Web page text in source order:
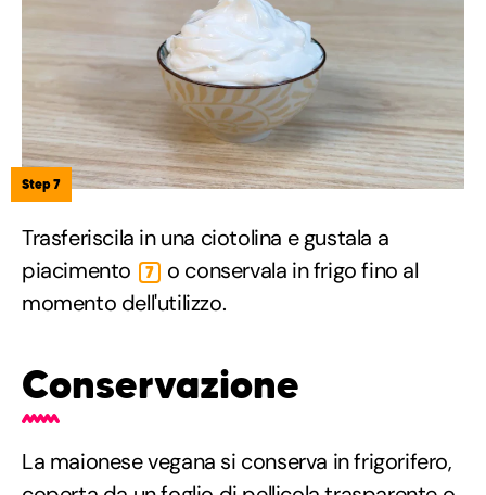
Step 7
Trasferiscila in una ciotolina e gustala a
piacimento
7
o conservala in frigo fino al
momento dell'utilizzo.
Conservazione
La maionese vegana si conserva in frigorifero,